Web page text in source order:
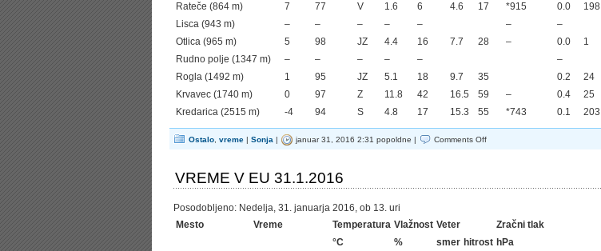
Rateče (864 m)
7 77 V 1.6 6 4.6 17 *915 0.0
198
Lisca (943 m)
– – – – – –
–
Otlica (965 m)
5 98 JZ 4.4 16 7.7 28 – 0.0
1
Rudno polje (1347 m)
– – – – –
–
Rogla (1492 m)
1 95 JZ 5.1 18 9.7 35 0.2
24
Krvavec (1740 m)
0 97 Z 11.8 42 16.5 59 – 0.4
25
Kredarica (2515 m)
-4 94 S 4.8 17 15.3 55 *743 0.1 203
Ostalo vreme | Sonja | januar 31, 2016 2:31 popoldne | Comments Offon
VREME V EU 31.1.2016
Posodobljeno: Nedelja, 31. januarja 2016, ob 13. uri
Mesto
Vreme Temperatura Vlažnost Veter
Zračni tlak
°C
% smer hitrost hPa